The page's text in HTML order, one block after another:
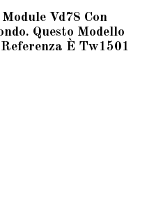
Vd78 Con
Questo Modello
È Tw1501